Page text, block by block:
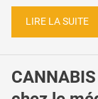
LIRE LA SUITE